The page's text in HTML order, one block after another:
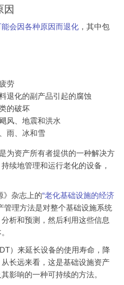
因
会因各种原因而退化 ，其中包
劳
退化的副产品引起的腐蚀
的破坏
风、地震和洪水
雨、冰和雪
为资产所有者提供的一种解决方
续地管理和运行老化的设备，
》杂志上的“老化基础设施的经济
管理方法是对整个基础设施系统
析和预测，然后利用这些信息
）来延长设备的使用寿命，降
长远来看，这是基础设施资产
影响的一种可持续的方法。